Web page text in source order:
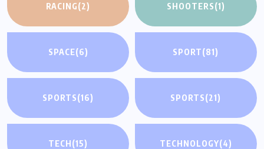
RACING(2) SHOOTERS(1)
SPACE(6) SPORT(81)
SPORTS(16) SPORTS(21)
TECH(15) TECHNOLOGY(4)